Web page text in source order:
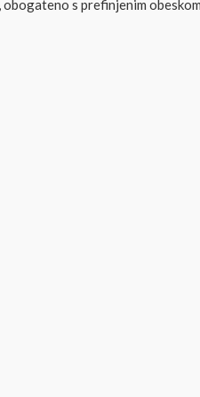
s prefinjenim